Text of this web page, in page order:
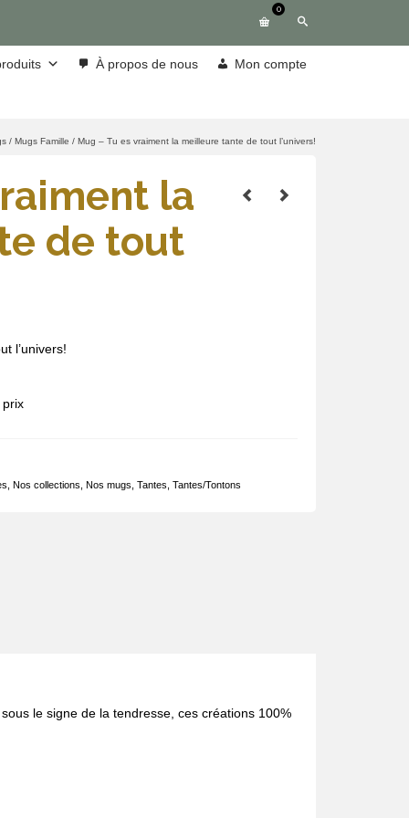
0
À propos de nous Mon compte
/ Mugs Famille / Mug – Tu es vraiment la meilleure tante de tout l’univers!
la
de tout
l’univers!
Nos collections Nos mugs Tantes Tantes/Tontons
le signe de la tendresse, ces créations 100%